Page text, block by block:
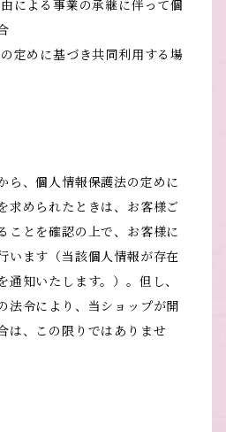
による事業の承継に伴って個
定めに基づき共同利用する場
ら、個人情報保護法の定めに
求められたときは、お客様ご
ことを確認の上で、お客様に
います（当該個人情報が存在
通知いたします。）。但し、
法令により、当ショップが開
は、この限りではありませ